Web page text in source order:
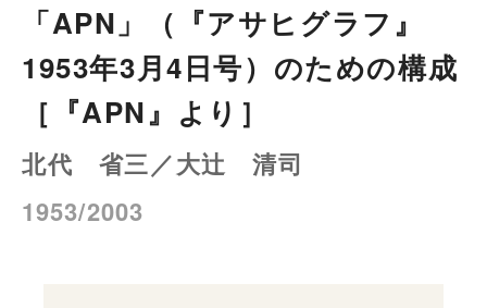
「APN」（『アサヒグラフ』
1953年3月4日号）のための構成
［『APN』より］
北代 省三／大辻 清司
1953/2003